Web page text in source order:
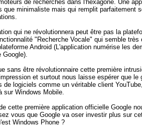
de recherches dans l'hexagone. Une
que minimaliste mais qui remplit parfaitement
qui ne révolutionnera peut être pas la
"Recherche Vocale" qui semble
Android (L'application numérise les
sans être révolutionnaire cette première
et surtout nous laisse espérer que
de logiciels comme un véritable client
sur Windows Mobile.
cette première application officielle Google
vous que Google va oser investir plus sur
Windows Phone ?